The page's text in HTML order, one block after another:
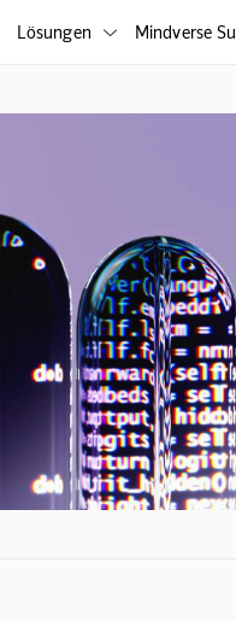
Lösungen  Mindverse